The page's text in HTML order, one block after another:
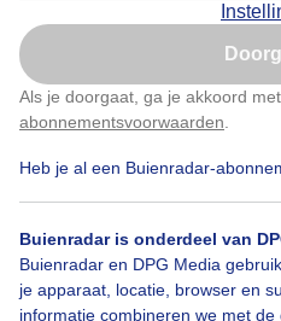
Als je doorgaat, ga je akkoord
abonnementsvoorwaarden
Heb je al een Buienradar-
Buienradar is onderdeel van
Buienradar en DPG Media
je apparaat, locatie, browser en
informatie combineren we met
Grijs bewolkt en lange tijd
Grijsbewolktweer Droog
Nu niet,
Klik hierom dit